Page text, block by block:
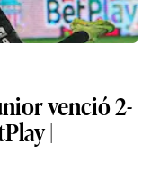
venció 2-
|